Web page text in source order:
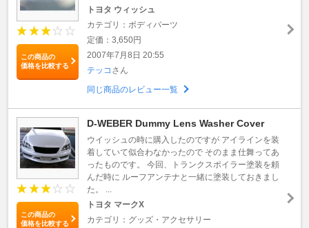
この商品の
価格を比較する
トヨタ ウィッシュ
カテゴリ：ボディパーツ
定価：3,650円
2007年7月8日 20:55
テッコ さん
同じ商品のレビュー一覧
この商品の
価格を比較する
D-WEBER Dummy Lens Washer Cover
ウイッシュの時に購入したのですが アイラインを装
着していて似合わなかったので そのまま仕舞ってあ
ったものです。 今回、トランクスポイラー塗装を頼
んだ時に ルーフアンテナと一緒に塗装しておきまし
た。 ...
トヨタ マークX
カテゴリ：グッズ・アクセサリー